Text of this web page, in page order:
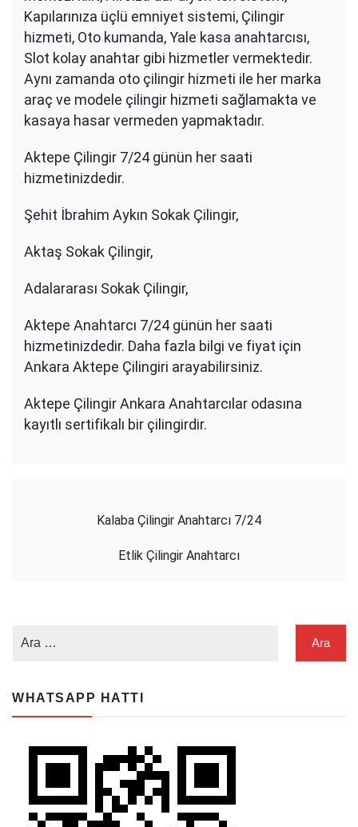
Kapılarınıza üçlü emniyet sistemi, Çilingir
hizmeti, Oto kumanda, Yale kasa anahtarcısı,
Slot kolay anahtar gibi hizmetler vermektedir.
Aynı zamanda oto çilingir hizmeti ile her marka
araç ve modele çilingir hizmeti sağlamakta ve
kasaya hasar vermeden yapmaktadır.
Aktepe Çilingir 7/24 günün her saati
hizmetinizdedir.
Şehit İbrahim Aykın Sokak Çilingir,
Aktaş Sokak Çilingir,
Adalararası Sokak Çilingir,
Aktepe Anahtarcı 7/24 günün her saati
hizmetinizdedir. Daha fazla bilgi ve fiyat için
Ankara Aktepe Çilingiri arayabilirsiniz.
Aktepe Çilingir Ankara Anahtarcılar odasına
kayıtlı sertifikalı bir çilingirdir.
Kalaba Çilingir Anahtarcı 7/24
Etlik Çilingir Anahtarcı
WHATSAPP HATTI